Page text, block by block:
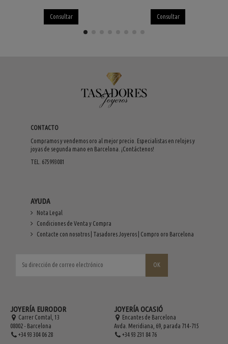
Consultar Consultar
CONTACTO
Compramos y vendemos oro al mejor precio. Especialistas en relojes y
joyas de segunda mano en Barcelona. ¡Contáctenos!
TEL. 675993081
AYUDA
Nota Legal
Condiciones de Venta y Compra
Contacte con nosotros | Tasadores Joyeros | Compro oro Barcelona
JOYERÍA EURODOR
Carrer Comtal, 13
08002 - Barcelona
+34 93 304 06 28
JOYERÍA OCASIÓ
Encantes de Barcelona
Avda. Meridiana, 69, parada 714-715
+34 93 231 84 76